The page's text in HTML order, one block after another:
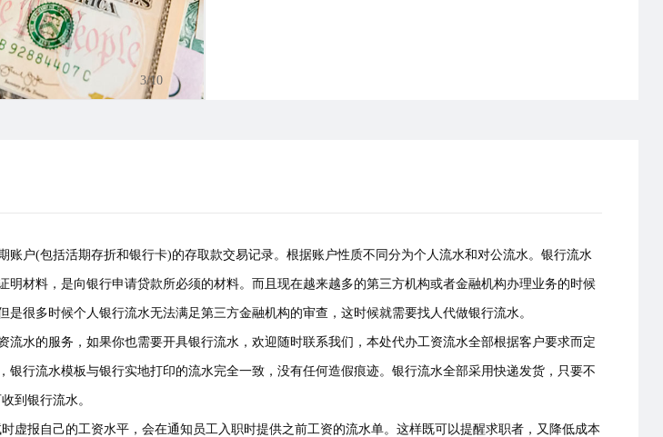
3/10
账户(包括活期存折和银行卡)的存取款交易记录。根据账户性质不同分为个人流水和对公流水。银行流水
明材料，是向银行申请贷款所必须的材料。而且现在越来越多的第三方机构或者金融机构办理业务的时候
是很多时候个人银行流水无法满足第三方金融机构的审查，这时候就需要找人代做银行流水。
流水的服务，如果你也需要开具银行流水，欢迎随时联系我们，本处代办工资流水全部根据客户要求而定
银行流水模板与银行实地打印的流水完全一致，没有任何造假痕迹。银行流水全部采用快递发货，只要不
到银行流水。
虚报自己的工资水平，会在通知员工入职时提供之前工资的流水单。这样既可以提醒求职者，又降低成本